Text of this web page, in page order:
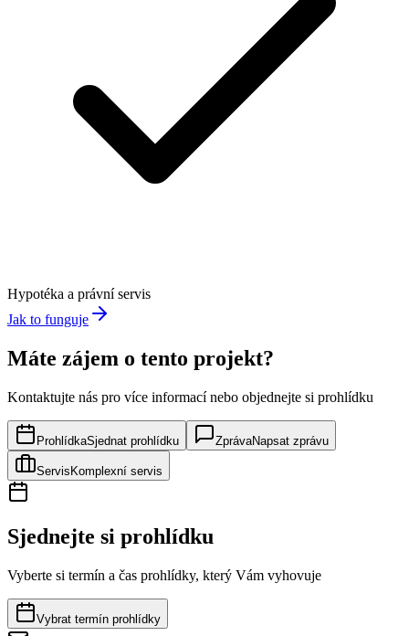
Hypotéka a právní servis
Jak to funguje
Máte zájem o tento projekt?
Kontaktujte nás pro více informací nebo objednejte si prohlídku
ProhlídkaSjednat prohlídku ZprávaNapsat zprávu
ServisKomplexní servis
Sjednejte si prohlídku
Vyberte si termín a čas prohlídky, který Vám vyhovuje
Vybrat termín prohlídky